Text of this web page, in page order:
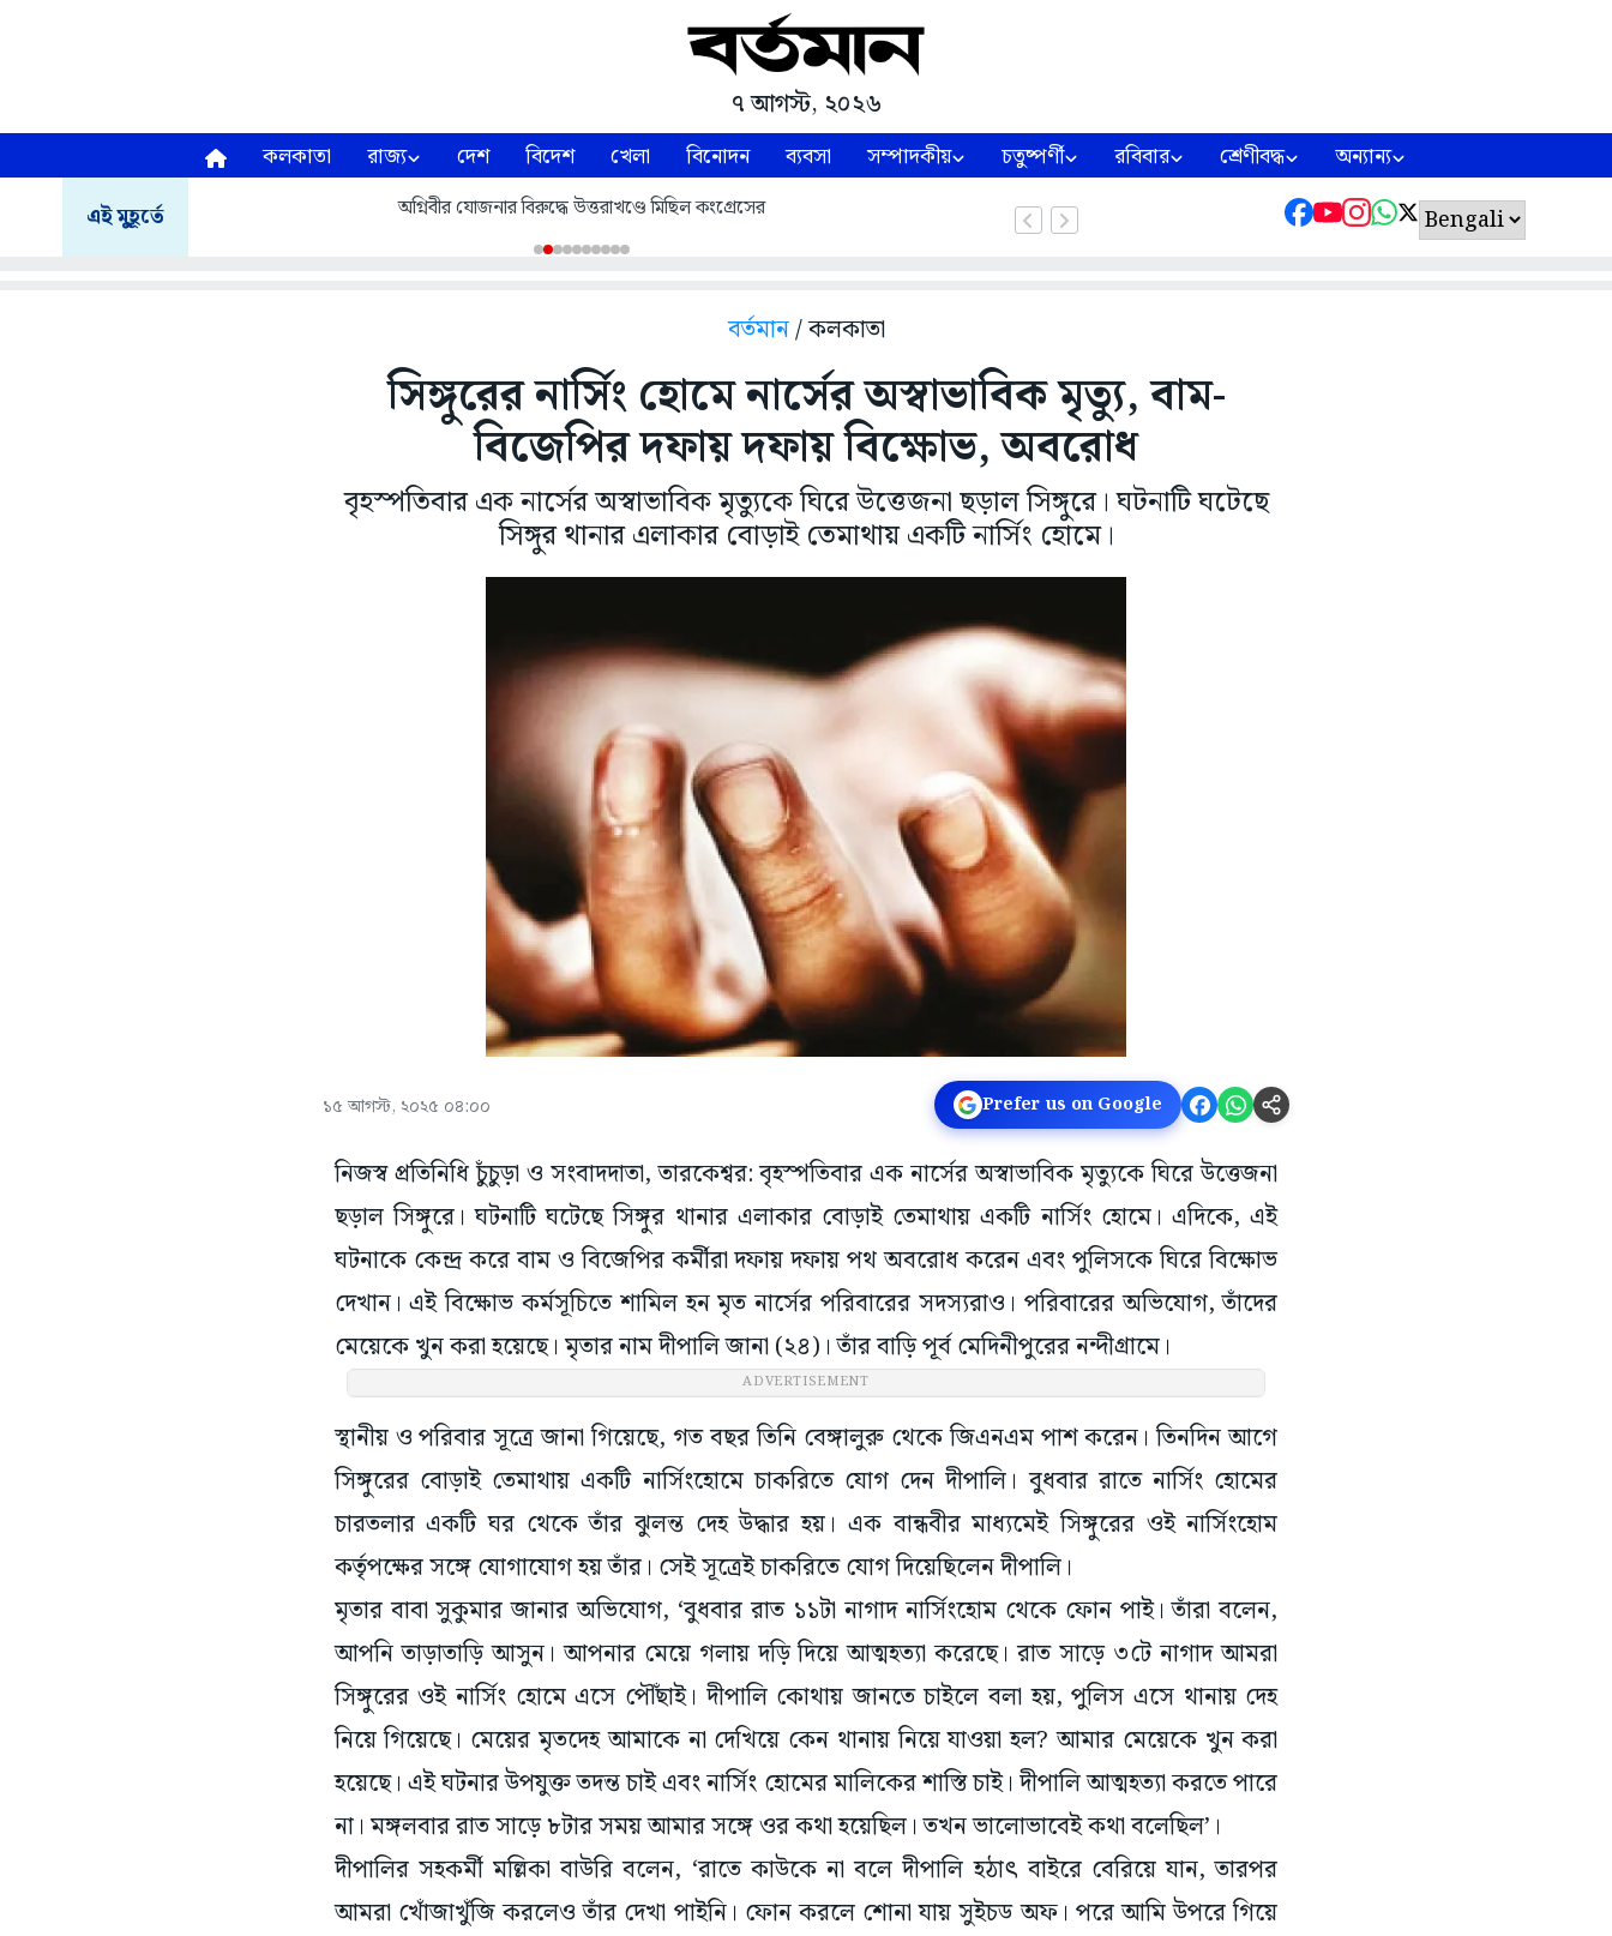
৭ আগস্ট, ২০২৬
কলকাতা রাজ্য দেশ বিদেশ খেলা বিনোদন ব্যবসা সম্পাদকীয় চতুষ্পর্ণী রবিবার শ্রেণীবদ্ধ অন্যান্য
এই মুহূর্তে অগ্নিবীর যোজনার বিরুদ্ধে উত্তরাখণ্ডে মিছিল কংগ্রেসের
বর্তমান/ কলকাতা
সিঙ্গুরের নার্সিং হোমে নার্সের অস্বাভাবিক মৃত্যু, বাম-
বিজেপির দফায় দফায় বিক্ষোভ, অবরোধ
বৃহস্পতিবার এক নার্সের অস্বাভাবিক মৃত্যুকে ঘিরে উত্তেজনা ছড়াল সিঙ্গুরে। ঘটনাটি ঘটেছে
সিঙ্গুর থানার এলাকার বোড়াই তেমাথায় একটি নার্সিং হোমে।
১৫ আগস্ট, ২০২৫ ০৪:০০ Prefer us on Google
নিজস্ব প্রতিনিধি চুঁচুড়া ও সংবাদদাতা, তারকেশ্বর: বৃহস্পতিবার এক নার্সের অস্বাভাবিক মৃত্যুকে ঘিরে উত্তেজনা
ছড়াল সিঙ্গুরে। ঘটনাটি ঘটেছে সিঙ্গুর থানার এলাকার বোড়াই তেমাথায় একটি নার্সিং হোমে। এদিকে, এই
ঘটনাকে কেন্দ্র করে বাম ও বিজেপির কর্মীরা দফায় দফায় পথ অবরোধ করেন এবং পুলিসকে ঘিরে বিক্ষোভ
দেখান। এই বিক্ষোভ কর্মসূচিতে শামিল হন মৃত নার্সের পরিবারের সদস্যরাও। পরিবারের অভিযোগ, তাঁদের
মেয়েকে খুন করা হয়েছে। মৃতার নাম দীপালি জানা (২৪)। তাঁর বাড়ি পূর্ব মেদিনীপুরের নন্দীগ্রামে।
ADVERTISEMENT
স্থানীয় ও পরিবার সূত্রে জানা গিয়েছে, গত বছর তিনি বেঙ্গালুরু থেকে জিএনএম পাশ করেন। তিনদিন আগে
সিঙ্গুরের বোড়াই তেমাথায় একটি নার্সিংহোমে চাকরিতে যোগ দেন দীপালি। বুধবার রাতে নার্সিং হোমের
চারতলার একটি ঘর থেকে তাঁর ঝুলন্ত দেহ উদ্ধার হয়। এক বান্ধবীর মাধ্যমেই সিঙ্গুরের ওই নার্সিংহোম
কর্তৃপক্ষের সঙ্গে যোগাযোগ হয় তাঁর। সেই সূত্রেই চাকরিতে যোগ দিয়েছিলেন দীপালি।
মৃতার বাবা সুকুমার জানার অভিযোগ, ‘বুধবার রাত ১১টা নাগাদ নার্সিংহোম থেকে ফোন পাই। তাঁরা বলেন,
আপনি তাড়াতাড়ি আসুন। আপনার মেয়ে গলায় দড়ি দিয়ে আত্মহত্যা করেছে। রাত সাড়ে ৩টে নাগাদ আমরা
সিঙ্গুরের ওই নার্সিং হোমে এসে পৌঁছাই। দীপালি কোথায় জানতে চাইলে বলা হয়, পুলিস এসে থানায় দেহ
নিয়ে গিয়েছে। মেয়ের মৃতদেহ আমাকে না দেখিয়ে কেন থানায় নিয়ে যাওয়া হল? আমার মেয়েকে খুন করা
হয়েছে। এই ঘটনার উপযুক্ত তদন্ত চাই এবং নার্সিং হোমের মালিকের শাস্তি চাই। দীপালি আত্মহত্যা করতে পারে
না। মঙ্গলবার রাত সাড়ে ৮টার সময় আমার সঙ্গে ওর কথা হয়েছিল। তখন ভালোভাবেই কথা বলেছিল’।
দীপালির সহকর্মী মল্লিকা বাউরি বলেন, ‘রাতে কাউকে না বলে দীপালি হঠাৎ বাইরে বেরিয়ে যান, তারপর
আমরা খোঁজাখুঁজি করলেও তাঁর দেখা পাইনি। ফোন করলে শোনা যায় সুইচড অফ। পরে আমি উপরে গিয়ে